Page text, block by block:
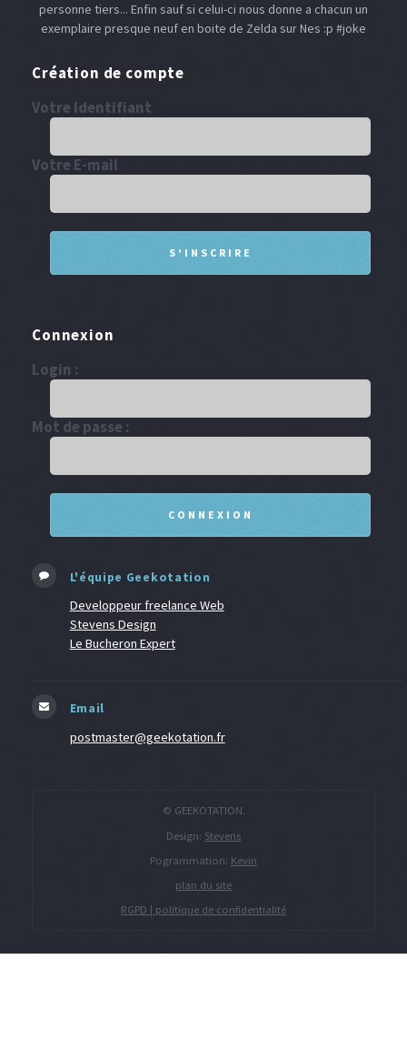
personne tiers... Enfin sauf si celui-ci nous donne a chacun un
exemplaire presque neuf en boite de Zelda sur Nes :p #joke
Création de compte
Votre Identifiant
Votre E-mail
Connexion
Login :
Mot de passe :
L'équipe Geekotation
Developpeur freelance Web
Stevens Design
Le Bucheron Expert
Email
postmaster@geekotation.fr
© GEEKOTATION.
Design: Stevens
Pogrammation: Kevin
plan du site
RGPD | politique de confidentialité